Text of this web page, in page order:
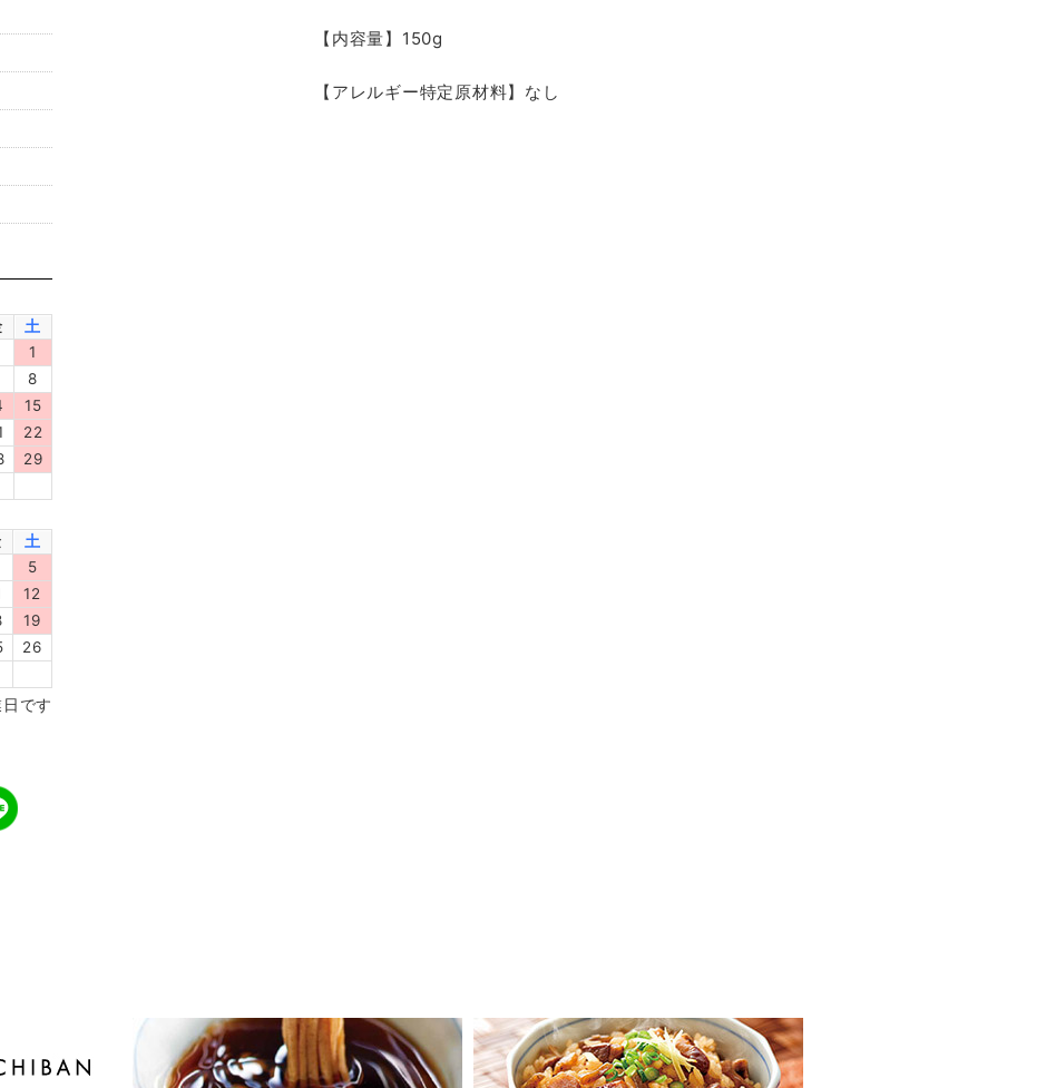
【内容量】150g
【アレルギー特定原材料】なし